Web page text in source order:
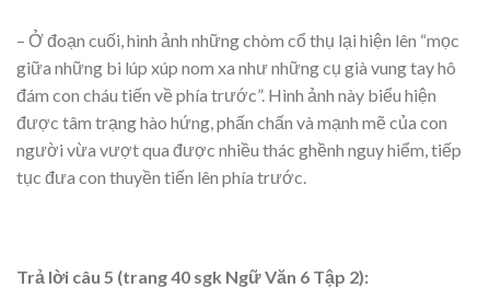
– Ở đoạn cuối, hình ảnh những chòm cổ thụ lại hiện lên “mọc
giữa những bi lúp xúp nom xa như những cụ già vung tay hô
đám con cháu tiến về phía trước”. Hình ảnh này biểu hiện
được tâm trạng hào hứng, phấn chấn và mạnh mẽ của con
người vừa vượt qua được nhiều thác ghềnh nguy hiểm, tiếp
tục đưa con thuyền tiến lên phía trước.
Trả lời câu 5 (trang 40 sgk Ngữ Văn 6 Tập 2):